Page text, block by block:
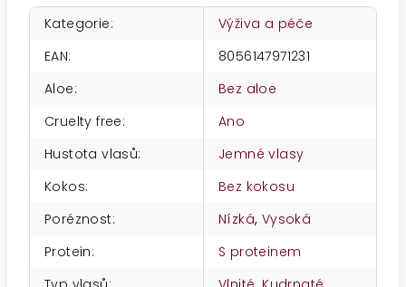
Kategorie:
Výživa a péče
EAN:
8056147971231
Aloe:
Bez aloe
Cruelty free:
Ano
Hustota vlasů:
Jemné vlasy
Kokos:
Bez kokosu
Poréznost: Nízká, Vysoká
Protein:
S proteinem